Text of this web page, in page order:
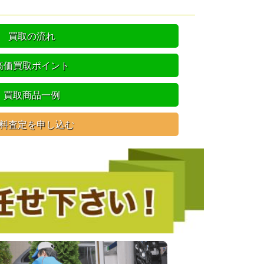
買取の流れ
価買取ポイント
買取商品一例
査定を申し込む